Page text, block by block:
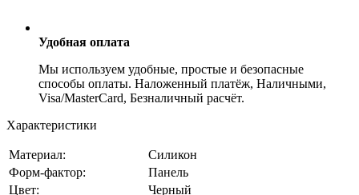
Удобная оплата
Мы используем удобные, простые и безопасные
способы оплаты. Наложенный платёж, Наличными,
Visa/MasterCard, Безналичный расчёт.
Характеристики
Материал:
Силикон
Форм-фактор:
Панель
Цвет:
Черный